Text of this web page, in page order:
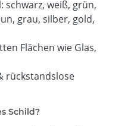
schwarz, weiß, grün,
grau, silber, gold,
Flächen wie Glas,
rückstandslose
Schild?